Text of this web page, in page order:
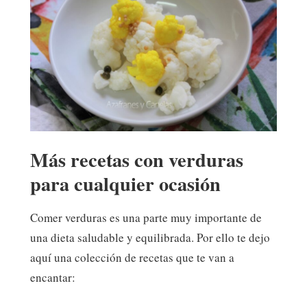
Más recetas con verduras
para cualquier ocasión
Comer verduras es una parte muy importante de
una dieta saludable y equilibrada. Por ello te dejo
aquí una colección de recetas que te van a
encantar: